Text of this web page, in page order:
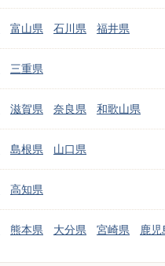
富山県 石川県 福井県
三重県
滋賀県 奈良県 和歌山県
島根県 山口県
高知県
熊本県 大分県 宮崎県 鹿児